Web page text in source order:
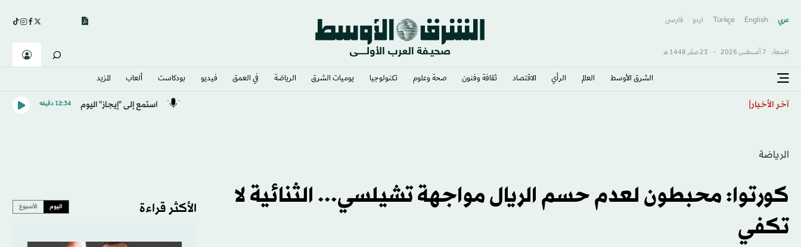
عربي English
Türkçe اردو فارسى
الجمعة, 7 أغسطس 2026 - 23 صفَر 1448 هـ
الشرق الأوسط​ العالم الرأي الاقتصاد ثقافة وفنون صحة وعلوم تكنولوجيا يوميات الشرق​ الرياضة في العمق فيديو بودكاست ألعاب المزيد
آخر الأخبار استمع إلى "إيجاز" اليوم 12:34 دقيقه
الرياضة
كورتوا: محبطون لعدم حسم الريال مواجهة تشيلسي... الثنائية لا
تكفي
الأكثر قراءة اليوم الأسبوع